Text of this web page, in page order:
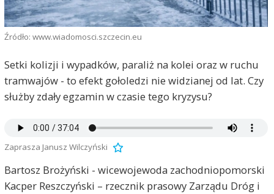
Źródło: www.wiadomosci.szczecin.eu
Setki kolizji i wypadków, paraliż na kolei oraz w ruchu
tramwajów - to efekt gołoledzi nie widzianej od lat. Czy
służby zdały egzamin w czasie tego kryzysu?
Zaprasza Janusz Wilczyński
Bartosz Brożyński - wicewojewoda zachodniopomorski
Kacper Reszczyński – rzecznik prasowy Zarządu Dróg i